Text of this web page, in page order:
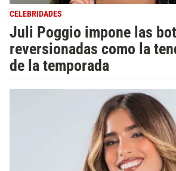
CELEBRIDADES
Juli Poggio impone las
reversionadas como la
de la temporada